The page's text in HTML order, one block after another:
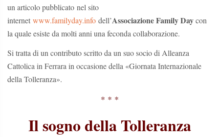
un articolo pubblicato nel sito
internet www.familyday.info dell’Associazione Family Daycon
la quale esiste da molti anni una feconda collaborazione.
Si tratta di un contributo scritto da un suo socio di Alleanza
Cattolica in Ferrara in occasione della «Giornata Internazionale
della Tolleranza».
* * *
Il sogno della Tolleranza